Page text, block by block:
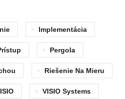
Implementácia
Pergola
Riešenie Na Mieru
VISIO Systems